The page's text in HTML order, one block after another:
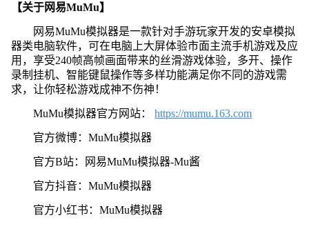
【关于网易MuMu】
网易MuMu模拟器是一款针对手游玩家开发的安卓模拟
器类电脑软件，可在电脑上大屏体验市面主流手机游戏及应
用，享受240帧高帧画面带来的丝滑游戏体验，多开、操作
录制挂机、智能键鼠操作等多样功能满足你不同的游戏需
求，让你轻松游戏成神不伤神！
MuMu模拟器官方网站： https://mumu.163.com
官方微博：MuMu模拟器
官方B站：网易MuMu模拟器-Mu酱
官方抖音：MuMu模拟器
官方小红书：MuMu模拟器